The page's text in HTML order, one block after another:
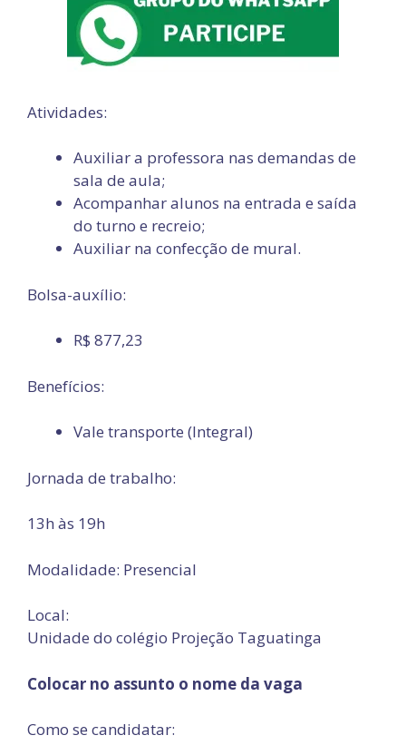
Atividades:
Auxiliar a professora nas demandas de
sala de aula;
Acompanhar alunos na entrada e saída
do turno e recreio;
Auxiliar na confecção de mural.
Bolsa-auxílio:
R$ 877,23
Benefícios:
Vale transporte (Integral)
Jornada de trabalho:
13h às 19h
Modalidade: Presencial
Local:
Unidade do colégio Projeção Taguatinga
Colocar no assunto o nome da vaga
Como se candidatar: